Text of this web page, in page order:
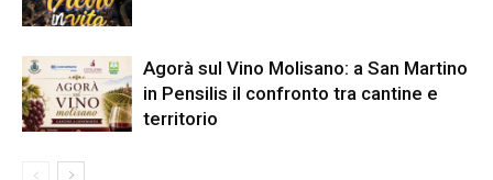
Agorà sul Vino Molisano: a San Martino
in Pensilis il confronto tra cantine e
territorio